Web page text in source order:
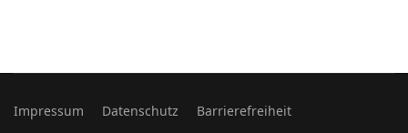
Impressum Datenschutz Barrierefreiheit